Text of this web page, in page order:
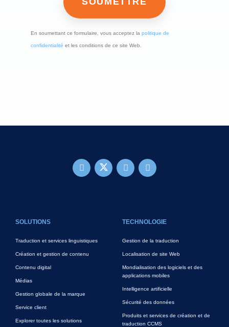
En soumettant ce formulaire, vous acceptez la politique de
confidentialité et les conditions de ce site Web.
SOLUTIONS
Traduction et services linguistiques
Création et gestion de contenu
Contenu digital
Médias
Gestion globale de la marque
Service client
Explorer toutes les solutions
TECHNOLOGIE
Gestion de la traduction
Localisation de site Web
Mondialisation des logiciels et des
applications mobiles
Intelligence artificielle
Sécurité des données
Produits et services de création et de
traduction CCMS